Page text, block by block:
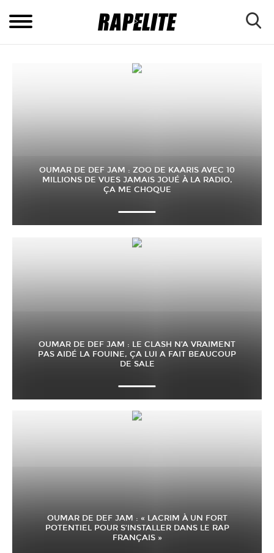
OUMAR DE DEF JAM : ZOO DE KAARIS AVEC 10
MILLIONS DE VUES JAMAIS JOUÉ À LA RADIO,
ÇA ME CHOQUE
OUMAR DE DEF JAM : LE CLASH N’A VRAIMENT
PAS AIDÉ LA FOUINE, ÇA LUI A FAIT BEAUCOUP
DE SALE
OUMAR DE DEF JAM : « LACRIM À UN FORT
POTENTIEL POUR S’INSTALLER DANS LE RAP
FRANÇAIS »